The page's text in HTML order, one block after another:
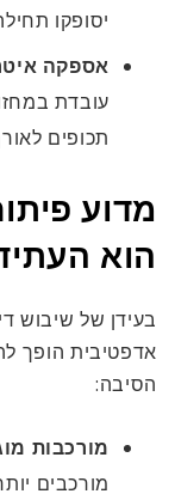
יסופקו
אספקה
עובדת
תכופים
מדוע
הוא
בעידן של שיבוש
אדפטיבית הופך
הסיבה:
מורכבות
מורכבים